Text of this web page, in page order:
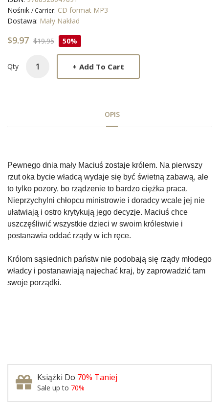
Nośnik / Carrier: CD format MP3
Dostawa: Mały Nakład
$9.97 $19.95 50%
Qty + Add To Cart
OPIS
Tab
Article
Pewnego dnia mały Maciuś zostaje królem. Na pierwszy
rzut oka bycie władcą wydaje się być świetną zabawą, ale
to tylko pozory, bo rządzenie to bardzo ciężka praca.
Nieprzychylni chłopcu ministrowie i doradcy wcale jej nie
ułatwiają i ostro krytykują jego decyzje. Maciuś chce
uszczęśliwić wszystkie dzieci w swoim królestwie i
postanawia oddać rządy w ich ręce.
Królom sąsiednich państw nie podobają się rządy młodego
władcy i postanawiają najechać kraj, by zaprowadzić tam
swoje porządki.
Książki Do 70% Taniej
Sale up to 70%